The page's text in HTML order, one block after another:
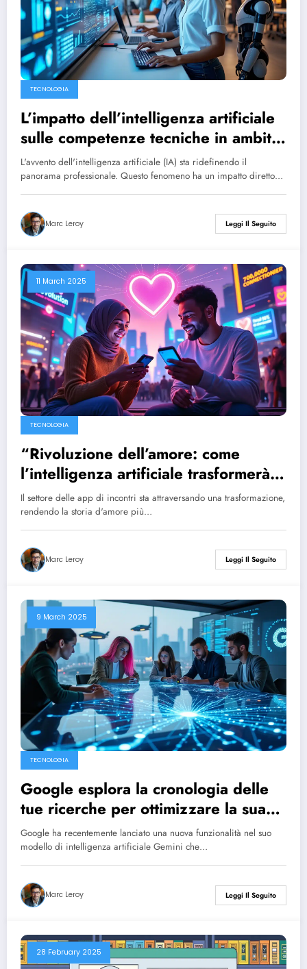
TECNOLOGIA
L’impatto dell’intelligenza artificiale
sulle competenze tecniche in ambito
aziendale
L'avvento dell'intelligenza artificiale (IA) sta ridefinendo il
panorama professionale. Questo fenomeno ha un impatto diretto…
Marc Leroy Leggi Il Seguito
11 March 2025
TECNOLOGIA
“Rivoluzione dell’amore: come
l’intelligenza artificiale trasformerà il
settore delle app di incontri
aumentando significativamente il
numero di connessioni”
Il settore delle app di incontri sta attraversando una trasformazione,
rendendo la storia d'amore più…
Marc Leroy Leggi Il Seguito
9 March 2025
TECNOLOGIA
Google esplora la cronologia delle
tue ricerche per ottimizzare la sua
intelligenza artificiale Gemini
Google ha recentemente lanciato una nuova funzionalità nel suo
modello di intelligenza artificiale Gemini che…
Marc Leroy Leggi Il Seguito
28 February 2025